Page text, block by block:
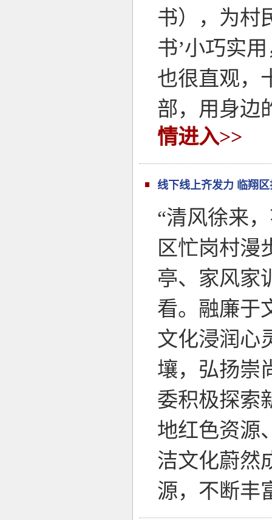
书），为村
书’小巧实
也很直观，
部，用身边
情进入>>
线下线上齐发力 临翔
“清风徐来
区忙岗村漫
亭、家风家
看。融廉于
文化浸润心
壤，弘扬崇
委积极探索
地红色资源
洁文化蔚然
源，不断丰